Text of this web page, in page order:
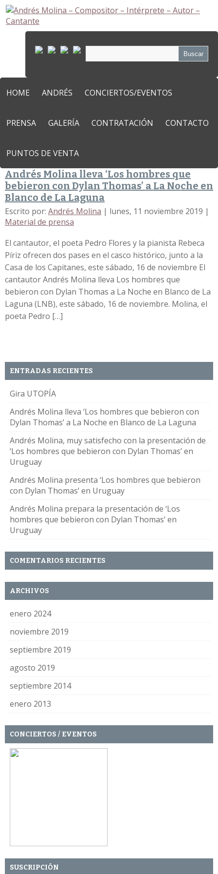
HOME ANDRÉS CONCIERTOS/EVENTOS
PRENSA GALERÍA CONTRATACIÓN CONTACTO
PUNTOS DE VENTA
Andrés Molina lleva ‘Los hombres que
bebieron con Dylan Thomas’ a La Noche en
Blanco de La Laguna
Escrito por: Andrés Molina | lunes, 11 noviembre 2019 |
Material de prensa
El cantautor, el poeta Pedro Flores y la pianista Rebeca
Píriz ofrecen dos pases en el casco histórico, junto a la
Casa de los Capitanes, este sábado, 16 de noviembre El
cantautor Andrés Molina lleva Los hombres que
bebieron con Dylan Thomas a La Noche en Blanco de La
Laguna (LNB), este sábado, 16 de noviembre. Molina, el
poeta Pedro […]
ENTRADAS RECIENTES
Gira UTOPÍA
Andrés Molina lleva ‘Los hombres que bebieron con
Dylan Thomas’ a La Noche en Blanco de La Laguna
Andrés Molina, muy satisfecho con la presentación de
‘Los hombres que bebieron con Dylan Thomas’ en
Uruguay
Andrés Molina presenta ‘Los hombres que bebieron
con Dylan Thomas’ en Uruguay
Andrés Molina prepara la presentación de ‘Los
hombres que bebieron con Dylan Thomas’ en
Uruguay
COMENTARIOS RECIENTES
ARCHIVOS
enero 2024
noviembre 2019
septiembre 2019
agosto 2019
septiembre 2014
enero 2013
CONCIERTOS / EVENTOS
SUSCRIPCIÓN